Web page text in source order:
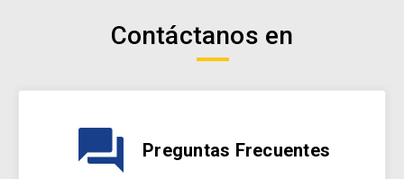
Contáctanos en
question_answer Preguntas Frecuentes